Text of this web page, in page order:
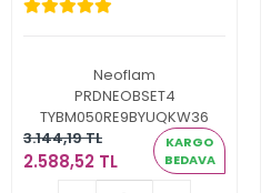
Neoflam
PRDNEOBSET4
TYBM050RE9BYUQKW36
3.144,19 TL
2.588,52 TL
KARGO
BEDAVA
2.588,52 TL